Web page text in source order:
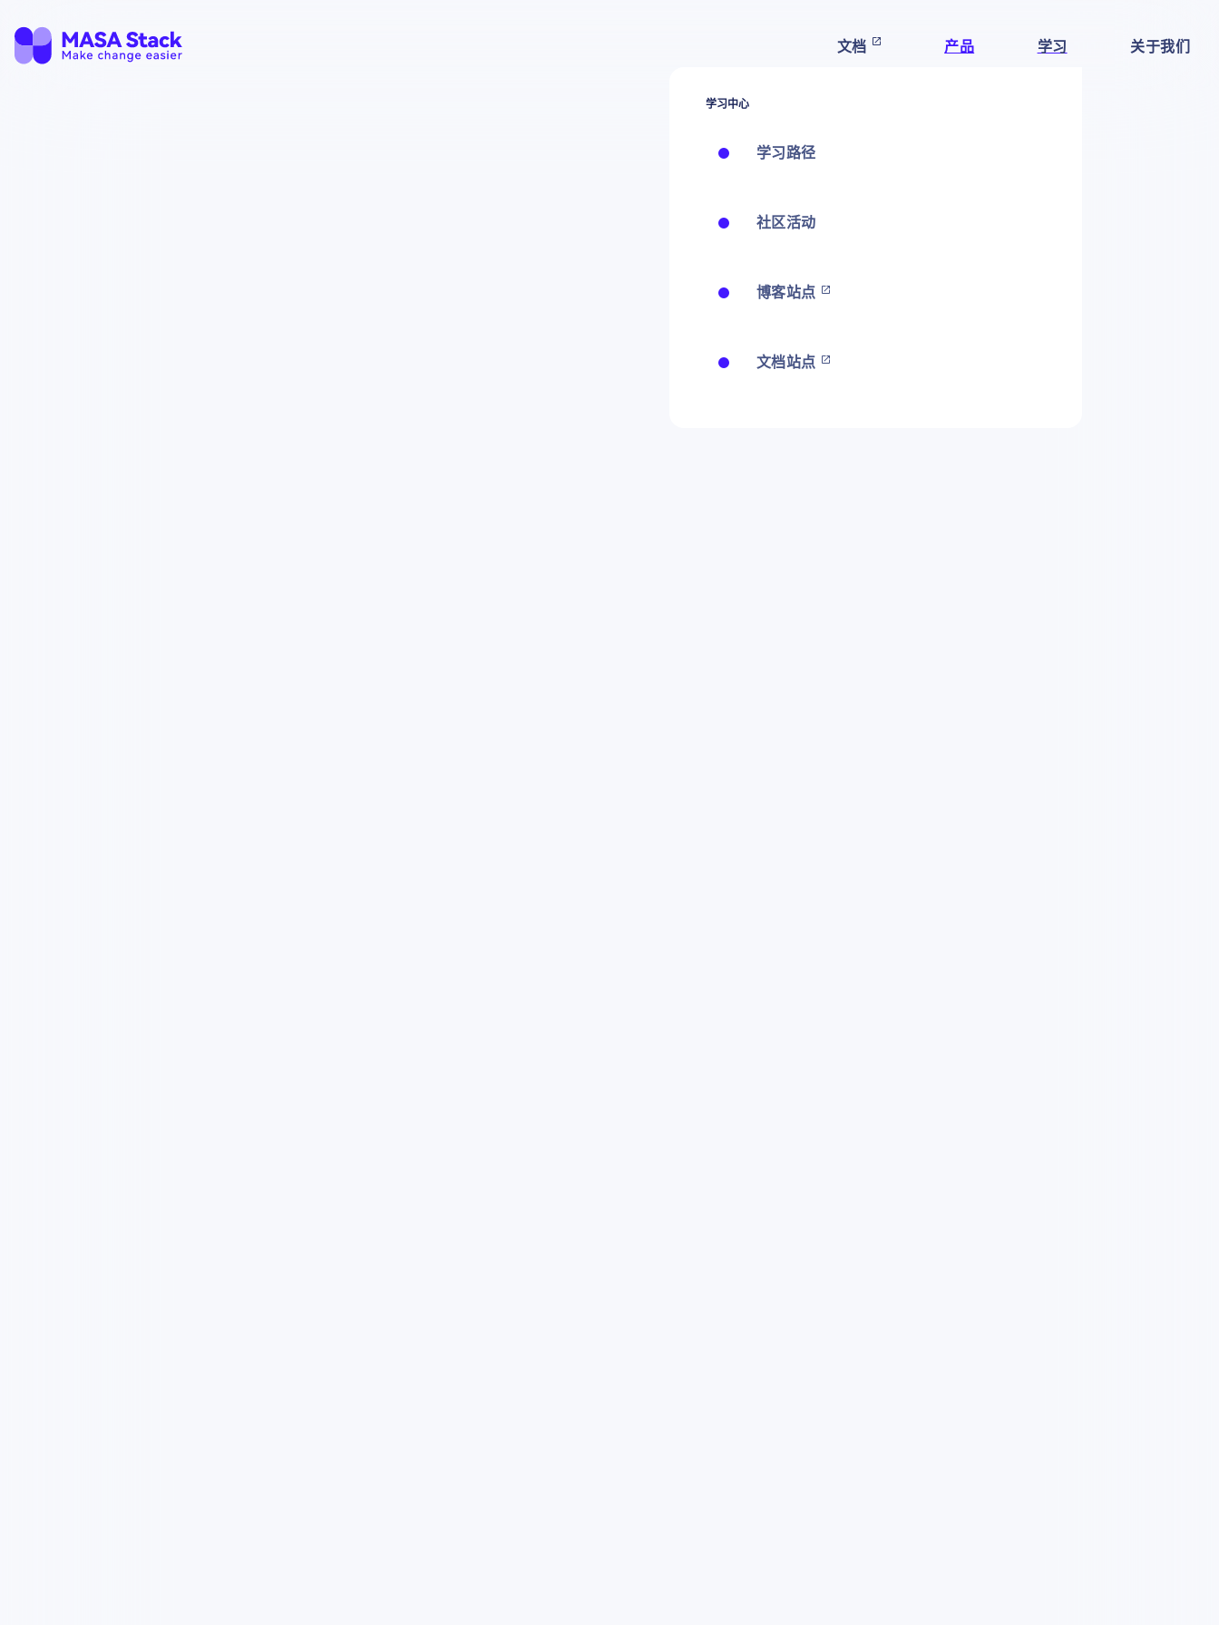
文档 产品 学习
学习中心
学习路径
社区活动
博客站点
文档站点
关于我们